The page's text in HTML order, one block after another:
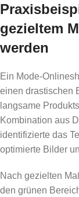
gezieltem
werden
Ein Mode-
einen drastischen
langsame
Kombination aus
identifizierte das
optimierte Bilder
Nach gezielten
den grünen